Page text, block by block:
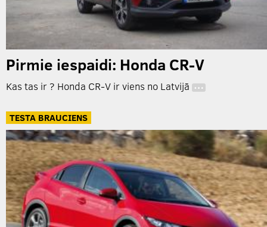
Pirmie iespaidi: Honda CR-V
Kas tas ir ? Honda CR-V ir viens no Latvijā …
TESTA BRAUCIENS